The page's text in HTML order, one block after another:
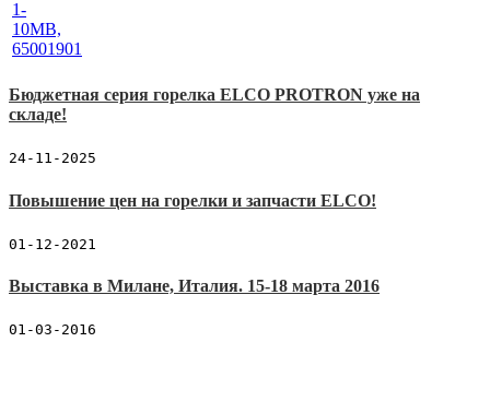
Бюджетная серия горелка ELCO PROTRON уже на
складе!
24-11-2025
Повышение цен на горелки и запчасти ELCO!
01-12-2021
Выставка в Милане, Италия. 15-18 марта 2016
01-03-2016